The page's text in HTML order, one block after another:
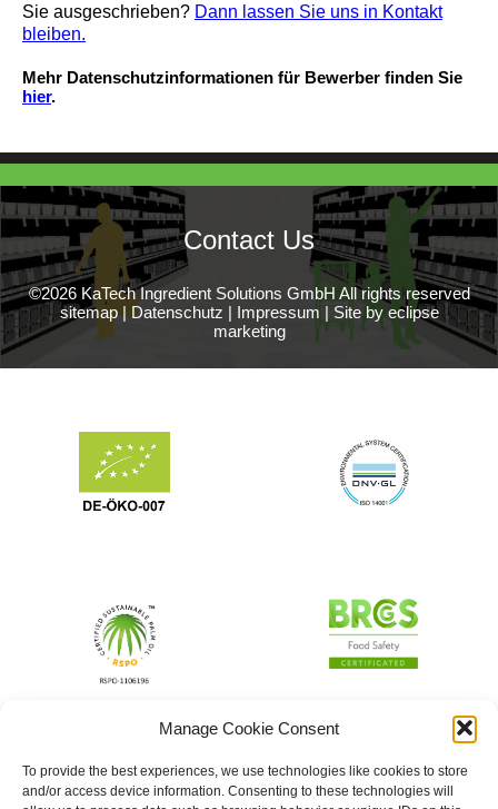
Manage Cookie Consent
To provide the best experiences, we use technologies like cookies to store
and/or access device information. Consenting to these technologies will
Sie ausgeschrieben? Dann lassen Sie uns in Kontakt
bleiben.
Mehr Datenschutzinformationen für Bewerber finden Sie
hier.
Contact Us
©2026 KaTech Ingredient Solutions GmbH All rights reserved
sitemap| Datenschutz | Impressum | Site by eclipse
marketing